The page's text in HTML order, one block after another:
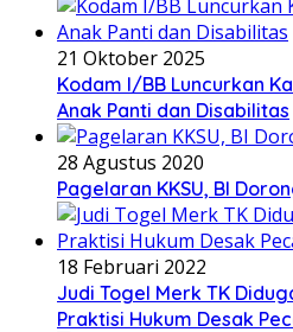
21 Oktober 2025
Kodam I/BB Luncurkan
Anak Panti dan Disabilitas
28 Agustus 2020
Pagelaran KKSU, BI
18 Februari 2022
Judi Togel Merk TK
Praktisi Hukum Desak